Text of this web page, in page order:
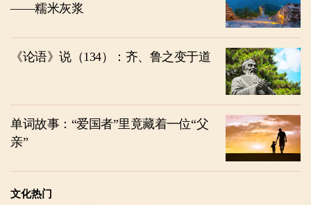
——糯米灰浆
《论语》说（134）：齐、鲁之变于道
单词故事：“爱国者”里竟藏着一位“父
亲”
文化热门